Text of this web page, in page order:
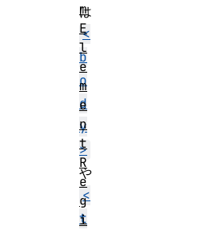
は
<
b
o
d
y
>
や
<
t
m
E
l
e
m
e
n
t
R
e
g
i